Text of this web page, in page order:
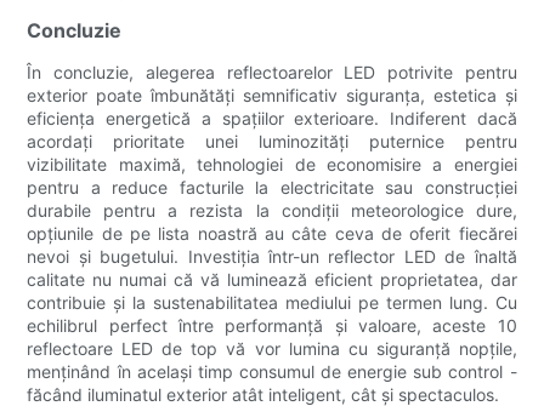
Concluzie
În concluzie, alegerea reflectoarelor LED potrivite pentru
exterior poate îmbunătăți semnificativ siguranța, estetica și
eficiența energetică a spațiilor exterioare. Indiferent dacă
acordați prioritate unei luminozități puternice pentru
vizibilitate maximă, tehnologiei de economisire a energiei
pentru a reduce facturile la electricitate sau construcției
durabile pentru a rezista la condiții meteorologice dure,
opțiunile de pe lista noastră au câte ceva de oferit fiecărei
nevoi și bugetului. Investiția într-un reflector LED de înaltă
calitate nu numai că vă luminează eficient proprietatea, dar
contribuie și la sustenabilitatea mediului pe termen lung. Cu
echilibrul perfect între performanță și valoare, aceste 10
reflectoare LED de top vă vor lumina cu siguranță nopțile,
menținând în același timp consumul de energie sub control -
făcând iluminatul exterior atât inteligent, cât și spectaculos.